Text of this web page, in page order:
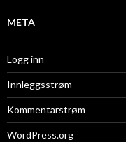
META
Logg inn
Innleggsstrøm
Kommentarstrøm
WordPress.org